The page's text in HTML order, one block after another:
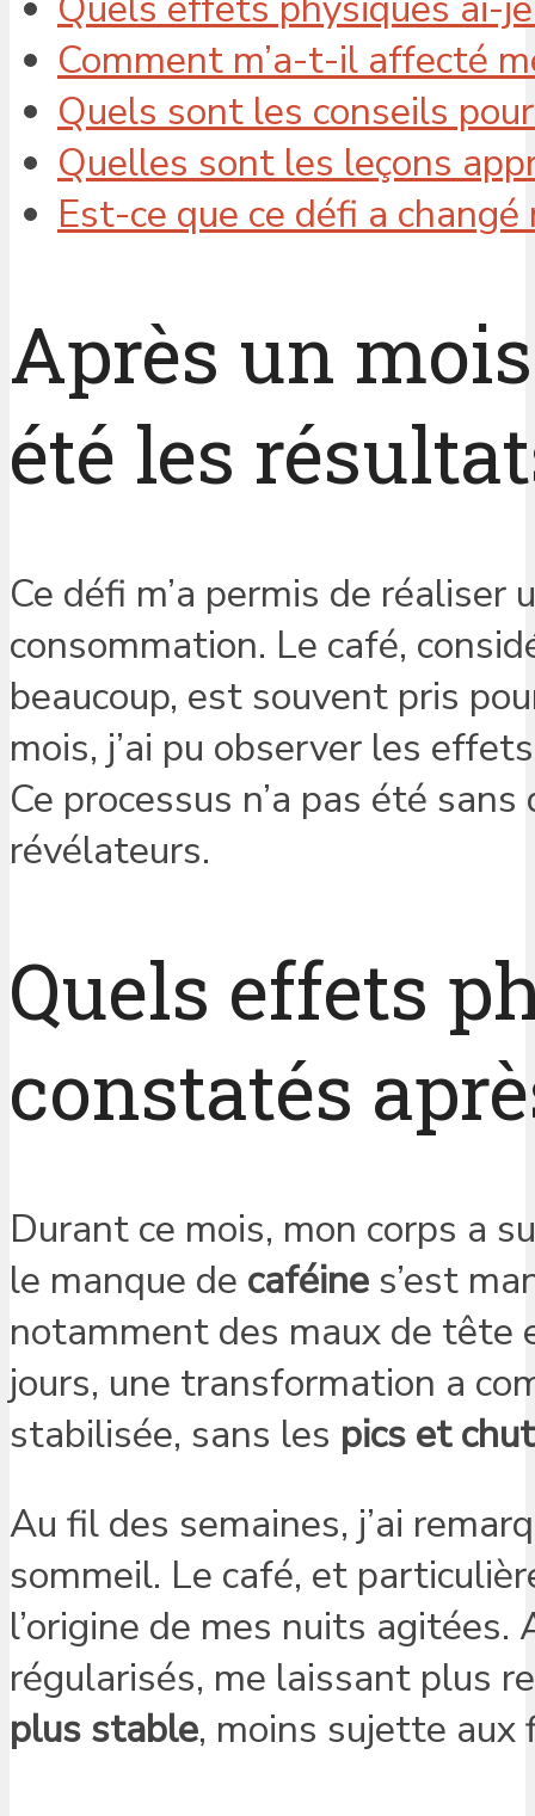
Comment m’a-t-il affecté
Quels sont les conseils
Quelles sont les leçons
Est-ce que ce défi a
Après un
été les
Ce défi m’a permis de
consommation. Le café,
beaucoup, est souvent pris
mois, j’ai pu observer les
Ce processus n’a pas été
révélateurs.
Quels effets
constatés
Durant ce mois, mon corps a
le manque de caféine s’est
notamment des maux de tête
jours, une transformation a
stabilisée, sans les pics et
Au fil des semaines, j’ai
sommeil. Le café, et
l’origine de mes nuits
régularisés, me laissant plus
plus stable, moins sujette aux